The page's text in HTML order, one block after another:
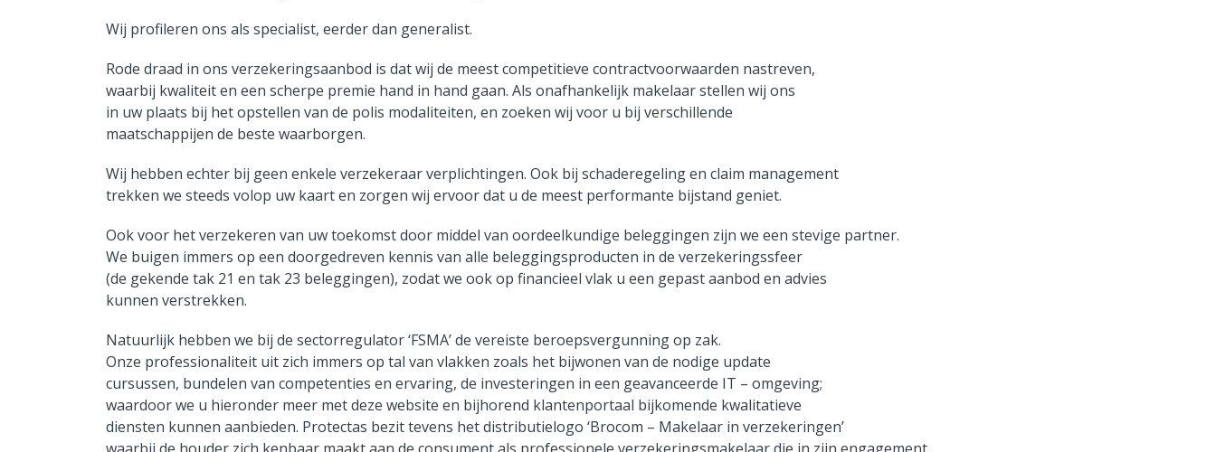
Wij profileren ons als specialist, eerder dan generalist.
Rode draad in ons verzekeringsaanbod is dat wij de meest competitieve contractvoorwaarden nastreven,
waarbij kwaliteit en een scherpe premie hand in hand gaan. Als onafhankelijk makelaar stellen wij ons
in uw plaats bij het opstellen van de polis modaliteiten, en zoeken wij voor u bij verschillende
maatschappijen de beste waarborgen.
Wij hebben echter bij geen enkele verzekeraar verplichtingen. Ook bij schaderegeling en claim management
trekken we steeds volop uw kaart en zorgen wij ervoor dat u de meest performante bijstand geniet.
Ook voor het verzekeren van uw toekomst door middel van oordeelkundige beleggingen zijn we een stevige partner.
We buigen immers op een doorgedreven kennis van alle beleggingsproducten in de verzekeringssfeer
(de gekende tak 21 en tak 23 beleggingen), zodat we ook op financieel vlak u een gepast aanbod en advies
kunnen verstrekken.
Natuurlijk hebben we bij de sectorregulator ‘FSMA’ de vereiste beroepsvergunning op zak.
Onze professionaliteit uit zich immers op tal van vlakken zoals het bijwonen van de nodige update
cursussen, bundelen van competenties en ervaring, de investeringen in een geavanceerde IT – omgeving;
waardoor we u hieronder meer met deze website en bijhorend klantenportaal bijkomende kwalitatieve
diensten kunnen aanbieden. Protectas bezit tevens het distributielogo ‘Brocom – Makelaar in verzekeringen’